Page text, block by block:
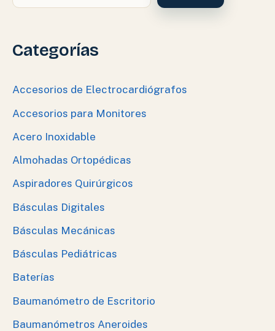
Categorías
Accesorios de Electrocardiógrafos
Accesorios para Monitores
Acero Inoxidable
Almohadas Ortopédicas
Aspiradores Quirúrgicos
Básculas Digitales
Básculas Mecánicas
Básculas Pediátricas
Baterías
Baumanómetro de Escritorio
Baumanómetros Aneroides